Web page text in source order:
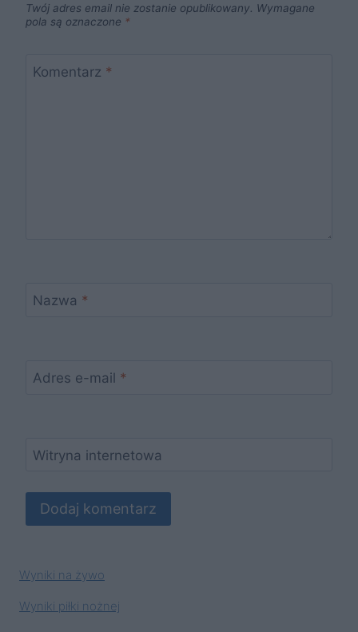
Twój adres email nie zostanie opublikowany. Wymagane
pola są oznaczone *
Komentarz *
Nazwa *
Adres e-mail *
Witryna internetowa
Wyniki na żywo
Wyniki piłki nożnej